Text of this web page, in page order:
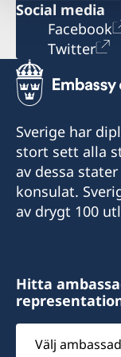
Social media
Facebook
Twitter
Sverige har
stort sett alla
av dessa
konsulat.
av drygt 100
Hitta
Välj
ambassad